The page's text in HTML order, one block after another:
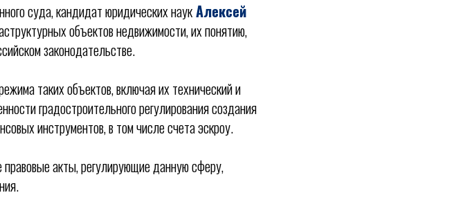
суда, кандидат юридических наукАлексей
объектов недвижимости, их понятию,
законодательстве.
таких объектов, включая их технический и
градостроительного регулирования создания
инструментов, в том числе счета эскроу.
акты, регулирующие данную сферу,